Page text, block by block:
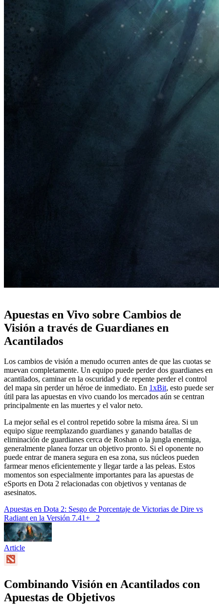
Apuestas en Vivo sobre Cambios de
Visión a través de Guardianes en
Acantilados
Los cambios de visión a menudo ocurren antes de que las cuotas se
muevan completamente. Un equipo puede perder dos guardianes en
acantilados, caminar en la oscuridad y de repente perder el control
del mapa sin perder un héroe de inmediato. En 1xBit, esto puede ser
útil para las apuestas en vivo cuando los mercados aún se centran
principalmente en las muertes y el valor neto.
La mejor señal es el control repetido sobre la misma área. Si un
equipo sigue reemplazando guardianes y ganando batallas de
eliminación de guardianes cerca de Roshan o la jungla enemiga,
generalmente planea forzar un objetivo pronto. Si el oponente no
puede entrar de manera segura en esa zona, sus núcleos pueden
farmear menos eficientemente y llegar tarde a las peleas. Estos
momentos son especialmente importantes para las apuestas de
eSports en Dota 2 relacionadas con objetivos y ventanas de
asesinatos.
Apuestas en Dota 2: Sesgo de Porcentaje de Victorias de Dire vs
Radiant en la Versión 7.41+ 2
Article
Combinando Visión en Acantilados con
Apuestas de Objetivos